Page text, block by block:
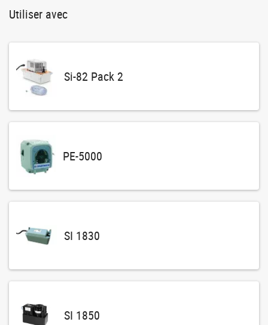
Utiliser avec
Si-82 Pack 2
PE-5000
SI 1830
SI 1850